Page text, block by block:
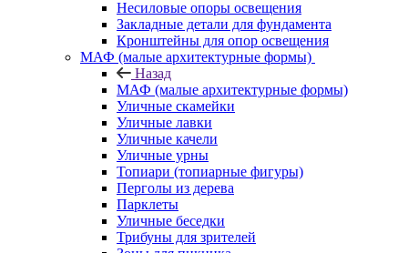
Несиловые опоры освещения
Закладные детали для фундамента
Кронштейны для опор освещения
МАФ (малые архитектурные формы)
Назад
МАФ (малые архитектурные формы)
Уличные скамейки
Уличные лавки
Уличные качели
Уличные урны
Топиари (топиарные фигуры)
Перголы из дерева
Парклеты
Уличные беседки
Трибуны для зрителей